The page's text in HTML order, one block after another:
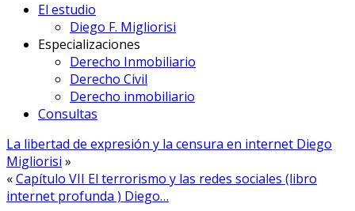
El estudio
Diego F. Migliorisi
Especializaciones
Derecho Inmobiliario
Derecho Civil
Derecho inmobiliario
Consultas
La libertad de expresión y la censura en internet Diego
Migliorisi »
«Capítulo VII El terrorismo y las redes sociales (libro
internet profunda ) Diego…